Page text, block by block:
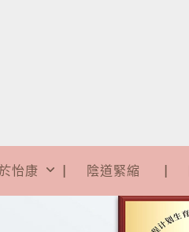
怡康 陰道緊縮